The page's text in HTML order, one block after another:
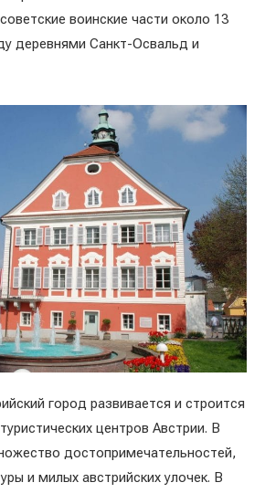
воинские части около 13
деревнями Санкт-Освальд и
город развивается и строится
центров Австрии. В
достопримечательностей,
и милых австрийских улочек. В